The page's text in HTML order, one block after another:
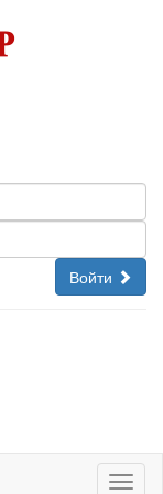
Войти
Меню